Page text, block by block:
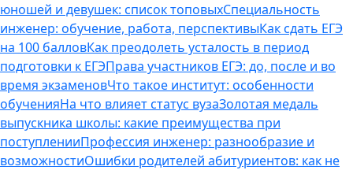
юношей и девушек: список топовыхСпециальность
инженер: обучение, работа, перспективыКак сдать ЕГЭ
на 100 балловКак преодолеть усталость в период
подготовки к ЕГЭПрава участников ЕГЭ: до, после и во
время экзаменовЧто такое институт: особенности
обученияНа что влияет статус вузаЗолотая медаль
выпускника школы: какие преимущества при
поступленииПрофессия инженер: разнообразие и
возможностиОшибки родителей абитуриентов: как не